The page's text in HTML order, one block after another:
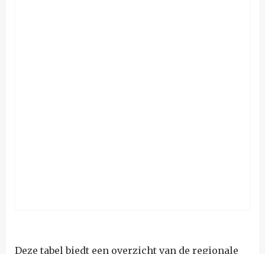
Deze tabel biedt een overzicht van de regionale